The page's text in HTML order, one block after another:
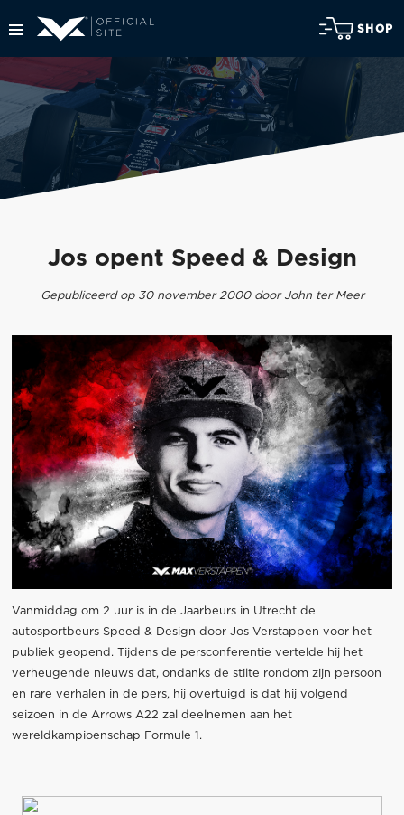
SHOP
Jos opent Speed & Design
Gepubliceerd op 30 november 2000 door John ter Meer
Vanmiddag om 2 uur is in de Jaarbeurs in Utrecht de
autosportbeurs Speed & Design door Jos Verstappen voor het
publiek geopend. Tijdens de persconferentie vertelde hij het
verheugende nieuws dat, ondanks de stilte rondom zijn persoon
en rare verhalen in de pers, hij overtuigd is dat hij volgend
seizoen in de Arrows A22 zal deelnemen aan het
wereldkampioenschap Formule 1.